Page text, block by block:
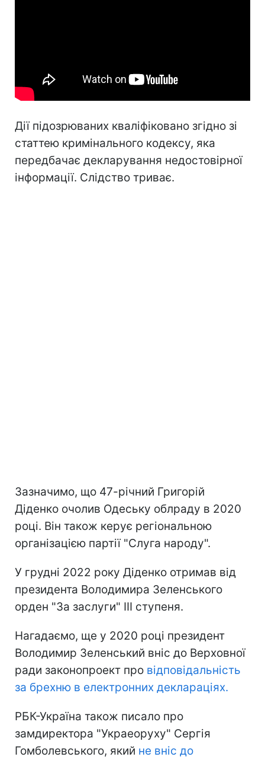
Дії підозрюваних кваліфіковано згідно зі
статтею кримінального кодексу, яка
передбачає декларування недостовірної
інформації. Слідство триває.
Зазначимо, що 47-річний Григорій
Діденко очолив Одеську облраду в 2020
році. Він також керує регіональною
організацією партії "Слуга народу".
У грудні 2022 року Діденко отримав від
президента Володимира Зеленського
орден "За заслуги" III ступеня.
Нагадаємо, ще у 2020 році президент
Володимир Зеленський вніс до Верховної
ради законопроект про відповідальність
за брехню в електронних деклараціях.
РБК-Україна також писало про
замдиректора "Украеоруху" Сергія
Гомболевського, який не вніс до